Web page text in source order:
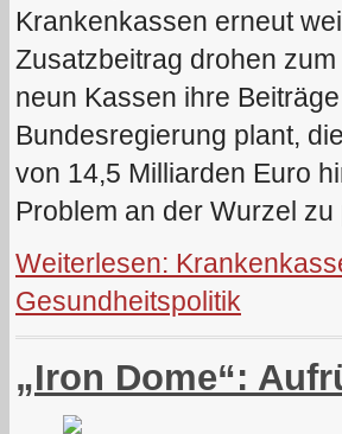
Krankenkassen erneut
Zusatzbeitrag drohen
neun Kassen ihre
Bundesregierung plant,
von 14,5 Milliarden Euro
Problem an der Wurzel
Weiterlesen:
Gesundheitspolitik
„Iron Dome“: